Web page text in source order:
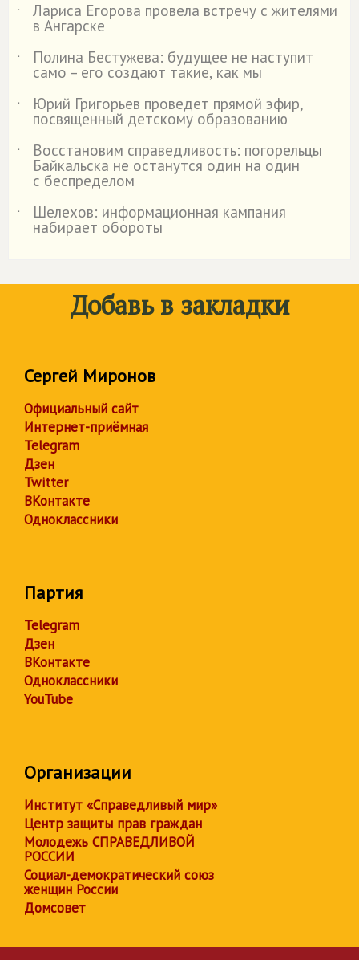
˙ Лариса Егорова провела встречу с жителями
в Ангарске
˙
Полина Бестужева: будущее не наступит
само – его создают такие, как мы
˙
Юрий Григорьев проведет прямой эфир,
посвященный детскому образованию
˙
Восстановим справедливость: погорельцы
Байкальска не останутся один на один
с беспределом
˙
Шелехов: информационная кампания
набирает обороты
Добавь в закладки
Сергей Миронов
Официальный сайт
Интернет-приёмная
Telegram
Дзен
Twitter
ВКонтакте
Одноклассники
Партия
Telegram
Дзен
ВКонтакте
Одноклассники
YouTube
Организации
Институт «Справедливый мир»
Центр защиты прав граждан
Молодежь СПРАВЕДЛИВОЙ
РОССИИ
Социал-демократический союз
женщин России
Домсовет